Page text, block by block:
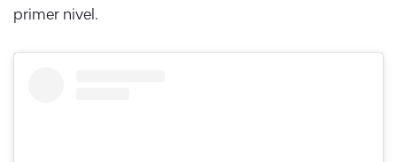
primer nivel.